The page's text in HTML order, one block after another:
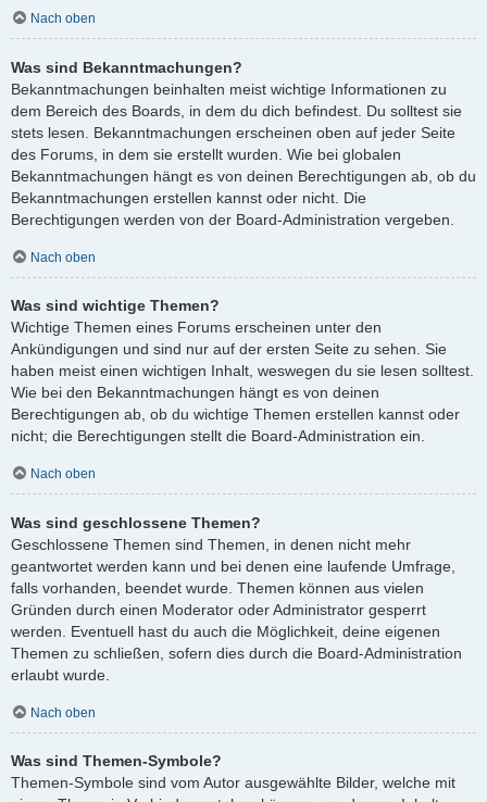
Nach oben
Was sind Bekanntmachungen?
Bekanntmachungen beinhalten meist wichtige Informationen zu
dem Bereich des Boards, in dem du dich befindest. Du solltest sie
stets lesen. Bekanntmachungen erscheinen oben auf jeder Seite
des Forums, in dem sie erstellt wurden. Wie bei globalen
Bekanntmachungen hängt es von deinen Berechtigungen ab, ob du
Bekanntmachungen erstellen kannst oder nicht. Die
Berechtigungen werden von der Board-Administration vergeben.
Nach oben
Was sind wichtige Themen?
Wichtige Themen eines Forums erscheinen unter den
Ankündigungen und sind nur auf der ersten Seite zu sehen. Sie
haben meist einen wichtigen Inhalt, weswegen du sie lesen solltest.
Wie bei den Bekanntmachungen hängt es von deinen
Berechtigungen ab, ob du wichtige Themen erstellen kannst oder
nicht; die Berechtigungen stellt die Board-Administration ein.
Nach oben
Was sind geschlossene Themen?
Geschlossene Themen sind Themen, in denen nicht mehr
geantwortet werden kann und bei denen eine laufende Umfrage,
falls vorhanden, beendet wurde. Themen können aus vielen
Gründen durch einen Moderator oder Administrator gesperrt
werden. Eventuell hast du auch die Möglichkeit, deine eigenen
Themen zu schließen, sofern dies durch die Board-Administration
erlaubt wurde.
Nach oben
Was sind Themen-Symbole?
Themen-Symbole sind vom Autor ausgewählte Bilder, welche mit